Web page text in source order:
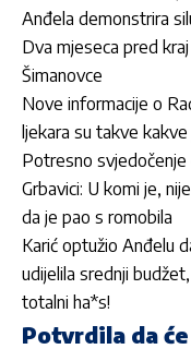
Anđela demonstrira
Dva mjeseca pred
Šimanovce
Nove informacije o
ljekara su takve kakve
Potresno svjedočenje
Grbavici: U komi je,
da je pao s romobila
Karić optužio Anđelu
udijelila srednji
totalni ha*s!
Potvrdila da